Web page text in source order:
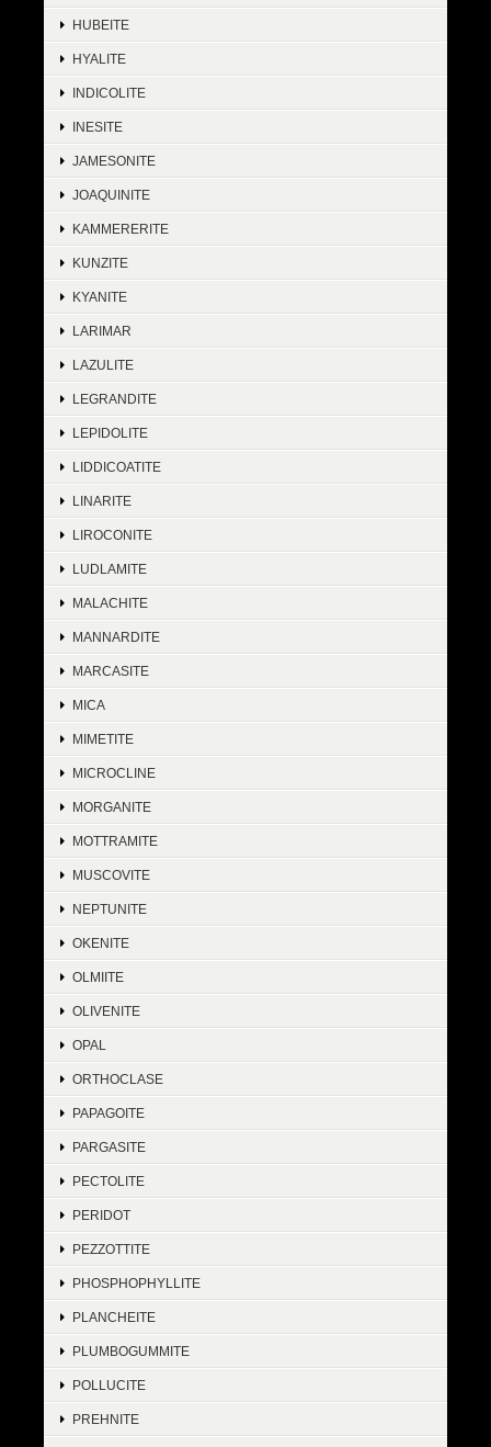
HUBEITE
HYALITE
INDICOLITE
INESITE
JAMESONITE
JOAQUINITE
KAMMERERITE
KUNZITE
KYANITE
LARIMAR
LAZULITE
LEGRANDITE
LEPIDOLITE
LIDDICOATITE
LINARITE
LIROCONITE
LUDLAMITE
MALACHITE
MANNARDITE
MARCASITE
MICA
MIMETITE
MICROCLINE
MORGANITE
MOTTRAMITE
MUSCOVITE
NEPTUNITE
OKENITE
OLMIITE
OLIVENITE
OPAL
ORTHOCLASE
PAPAGOITE
PARGASITE
PECTOLITE
PERIDOT
PEZZOTTITE
PHOSPHOPHYLLITE
PLANCHEITE
PLUMBOGUMMITE
POLLUCITE
PREHNITE